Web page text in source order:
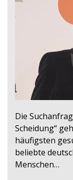
Die
Scheidung“
häufigsten
beliebte
Menschen…